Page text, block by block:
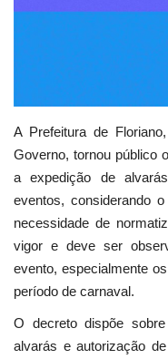
A Prefeitura de
Governo, tornou público
a expedição de
eventos, considerando
necessidade de
vigor e deve ser
evento, especialmente
período de carnaval.
O decreto dispõe
alvarás e autorização